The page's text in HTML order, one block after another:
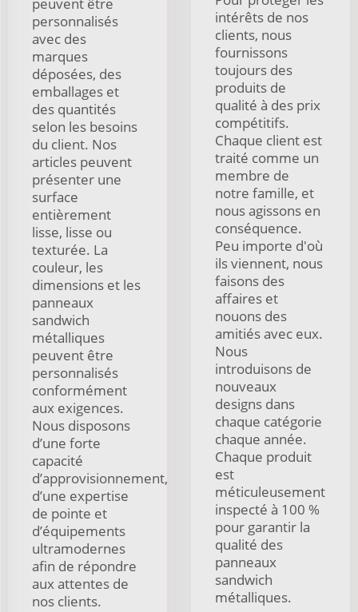
personnalisés
avec des
marques
déposées, des
emballages et
des quantités
selon les besoins
du client. Nos
articles peuvent
présenter une
surface
entièrement
lisse, lisse ou
texturée. La
couleur, les
dimensions et les
panneaux
sandwich
métalliques
peuvent être
personnalisés
conformément
aux exigences.
Nous disposons
d’une forte
capacité
d’approvisionnement,
d’une expertise
de pointe et
d’équipements
ultramodernes
afin de répondre
aux attentes de
nos clients.
intérêts de nos
clients, nous
fournissons
toujours des
produits de
qualité à des prix
compétitifs.
Chaque client est
traité comme un
membre de
notre famille, et
nous agissons en
conséquence.
Peu importe d'où
ils viennent, nous
faisons des
affaires et
nouons des
amitiés avec eux.
Nous
introduisons de
nouveaux
designs dans
chaque catégorie
chaque année.
Chaque produit
est
méticuleusement
inspecté à 100 %
pour garantir la
qualité des
panneaux
sandwich
métalliques.